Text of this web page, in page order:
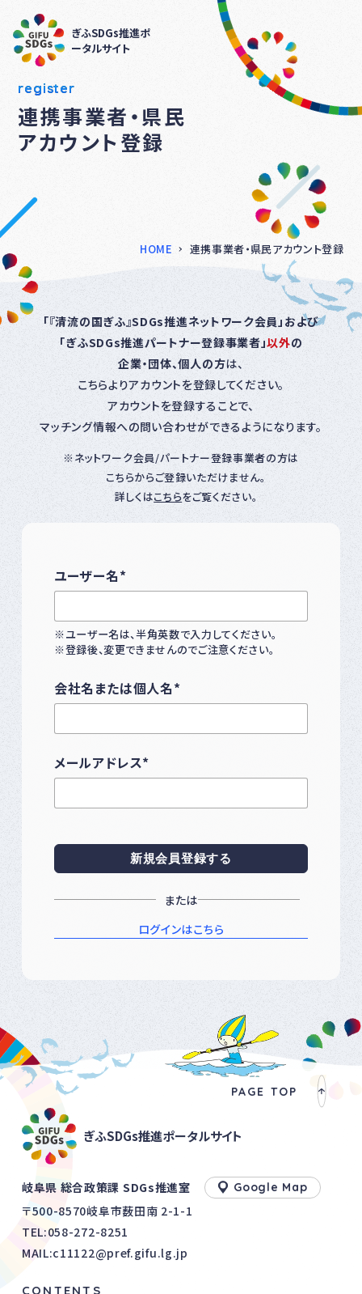
ぎふSDGs推進ポ
ータルサイト
register
連携事業者・県民
アカウント登録
HOME 連携事業者・県民アカウント登録
「『清流の国ぎふ』SDGs推進ネットワーク会員」および
「ぎふSDGs推進パートナー登録事業者」以外の
企業・団体、個人の方は、
こちらよりアカウントを登録してください。
アカウントを登録することで、
マッチング情報への問い合わせができるようになります。
ネットワーク会員/パートナー登録事業者の方は
こちらからご登録いただけません。
詳しくはこちらをご覧ください。
ユーザー名*
※ユーザー名は、半角英数で入力してください。
※登録後、変更できませんのでご注意ください。
会社名または個人名*
メールアドレス*
または
ログインはこちら
PAGE TOP
ぎふSDGs推進ポータルサイト
岐阜県 総合政策課 SDGs推進室 Google Map
〒500-8570岐阜市薮田南 2-1-1
TEL:058-272-8251
MAIL:c11122@pref.gifu.lg.jp
CONTENTS